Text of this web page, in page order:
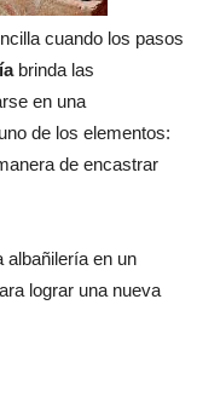
cuando los pasos
brinda las
en una
de los elementos:
de encastrar
albañilería en un
lograr una nueva